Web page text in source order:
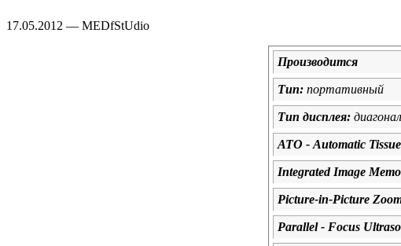
17.05.2012 — MEDfStUdio
Производится
Тип: портативный
Тип дисплея:
АТО - Automatic
Integrated Image
Picture-in-Picture
Parallel - Focus